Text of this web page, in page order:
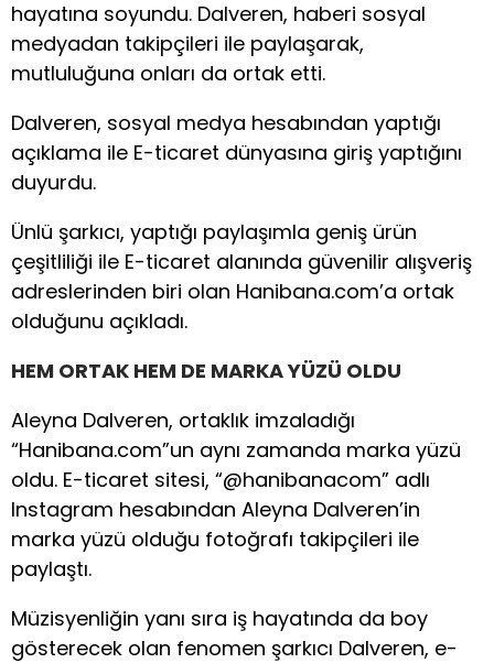
hayatına soyundu. Dalveren, haberi sosyal
medyadan takipçileri ile paylaşarak,
mutluluğuna onları da ortak etti.
Dalveren, sosyal medya hesabından yaptığı
açıklama ile E-ticaret dünyasına giriş yaptığını
duyurdu.
Ünlü şarkıcı, yaptığı paylaşımla geniş ürün
çeşitliliği ile E-ticaret alanında güvenilir alışveriş
adreslerinden biri olan Hanibana.com’a ortak
olduğunu açıkladı.
HEM ORTAK HEM DE MARKA YÜZÜ OLDU
Aleyna Dalveren, ortaklık imzaladığı
“Hanibana.com”un aynı zamanda marka yüzü
oldu. E-ticaret sitesi, “@hanibanacom” adlı
Instagram hesabından Aleyna Dalveren’in
marka yüzü olduğu fotoğrafı takipçileri ile
paylaştı.
Müzisyenliğin yanı sıra iş hayatında da boy
gösterecek olan fenomen şarkıcı Dalveren, e-